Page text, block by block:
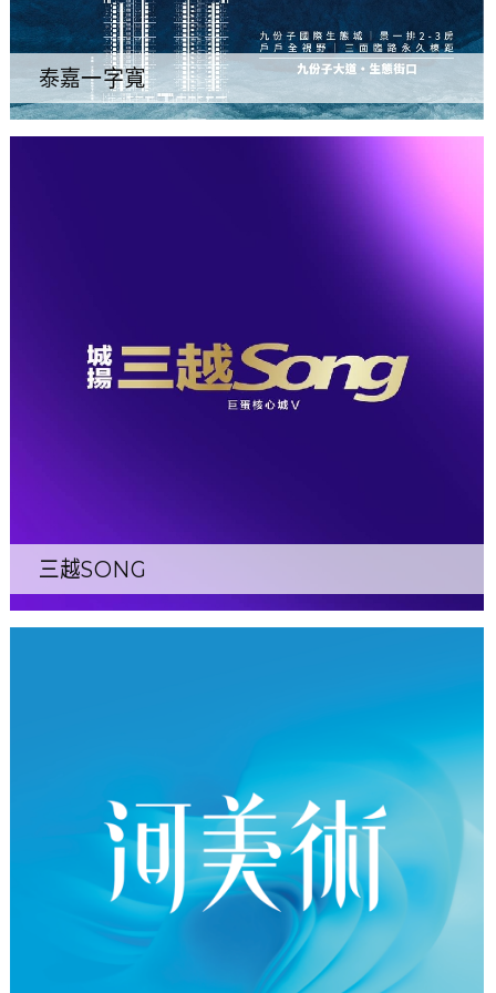
泰嘉一字寬
三越SONG